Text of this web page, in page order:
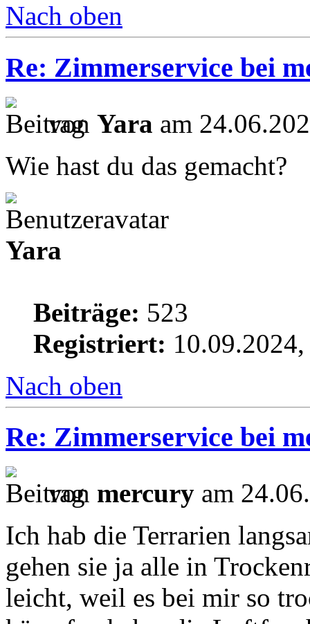
Nach oben
Re: Zimmerservice bei
von Yara am
Wie hast du das gemacht?
Yara
Beiträge: 523
Registriert:
Nach oben
Re: Zimmerservice bei
von mercury am
Ich hab die Terrarien
gehen sie ja alle in
leicht, weil es bei mir so